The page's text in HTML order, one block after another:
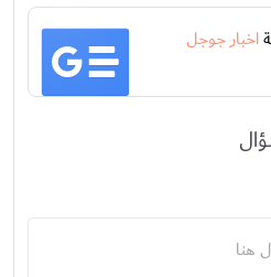
اخبار جوجل
هنا